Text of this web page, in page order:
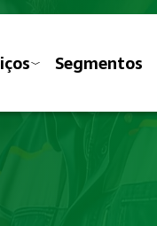
Segmentos